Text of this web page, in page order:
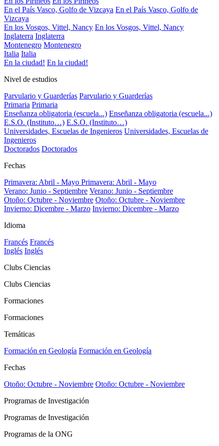
En el País Vasco, Golfo de Vizcaya En el País Vasco, Golfo de
Vizcaya
En los Vosgos, Vittel, Nancy En los Vosgos, Vittel, Nancy
Inglaterra Inglaterra
Montenegro Montenegro
Italia Italia
En la ciudad! En la ciudad!
Nivel de estudios
Parvulario y Guarderías Parvulario y Guarderías
Primaria Primaria
Enseñanza obligatoria (escuela...) Enseñanza obligatoria (escuela...)
E.S.O. (Instituto…) E.S.O. (Instituto…)
Universidades, Escuelas de Ingenieros Universidades, Escuelas de
Ingenieros
Doctorados Doctorados
Fechas
Primavera: Abril - Mayo Primavera: Abril - Mayo
Verano: Junio - Septiembre Verano: Junio - Septiembre
Otoño: Octubre - Noviembre Otoño: Octubre - Noviembre
Invierno: Dicembre - Marzo Invierno: Dicembre - Marzo
Idioma
Francés Francés
Inglés Inglés
Clubs Ciencias
Clubs Ciencias
Formaciones
Formaciones
Temáticas
Formación en Geología Formación en Geología
Fechas
Otoño: Octubre - Noviembre Otoño: Octubre - Noviembre
Programas de Investigación
Programas de Investigación
Programas de la ONG